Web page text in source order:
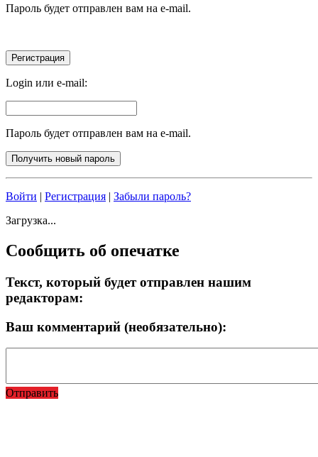
Пароль будет отправлен вам на e-mail.
Login или e-mail:
Пароль будет отправлен вам на e-mail.
Войти | Регистрация | Забыли пароль?
Загрузка...
Сообщить об опечатке
Текст, который будет отправлен нашим
редакторам:
Ваш комментарий (необязательно):
Отправить